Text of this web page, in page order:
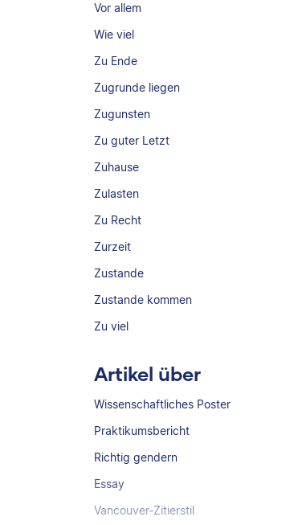
Vor allem
Wie viel
Zu Ende
Zugrunde liegen
Zugunsten
Zu guter Letzt
Zuhause
Zulasten
Zu Recht
Zurzeit
Zustande
Zustande kommen
Zu viel
Artikel über
Wissenschaftliches Poster
Praktikumsbericht
Richtig gendern
Essay
Vancouver-Zitierstil